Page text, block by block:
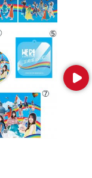
Next